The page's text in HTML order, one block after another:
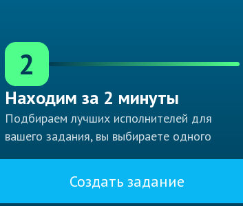
2
Находим за 2 минуты
Подбираем лучших исполнителей для
вашего задания, вы выбираете одного
Создать задание